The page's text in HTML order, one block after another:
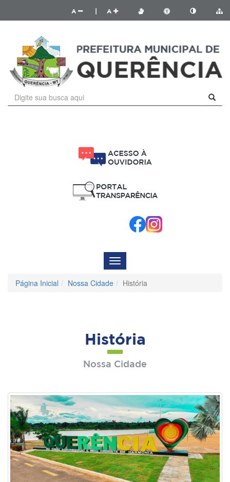
A A
Menu
de
Navegação
Página Inicial Nossa Cidade História
História
Nossa Cidade